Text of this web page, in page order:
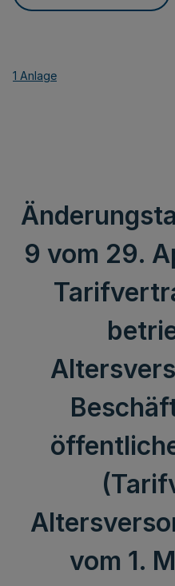
1 Anlage
9 vom 29.
vom 1.